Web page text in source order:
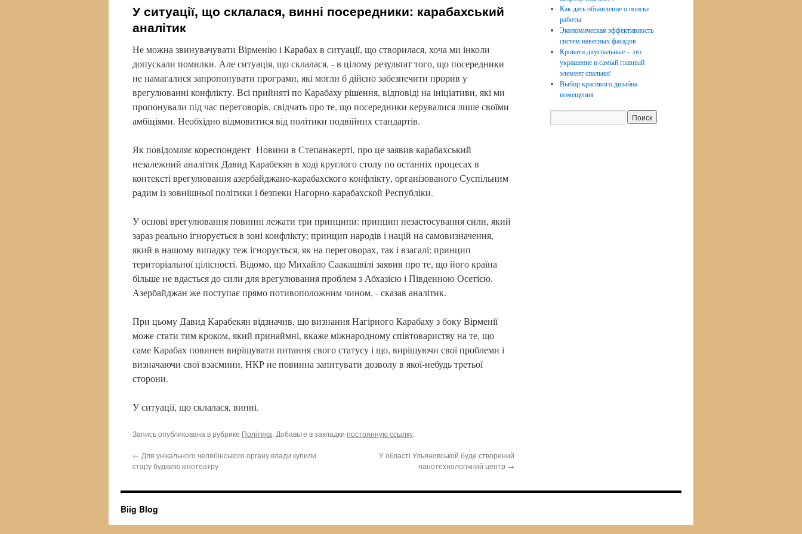
У ситуації, що склалася, винні посередники: карабахський
аналітик
Не можна звинувачувати Вірменію і Карабах в ситуації, що створилася, хоча ми інколи
допускали помилки. Але ситуація, що склалася, - в цілому результат того, що посередники
не намагалися запропонувати програми, які могли б дійсно забезпечити прорив у
врегулюванні конфлікту. Всі прийняті по Карабаху рішення, відповіді на ініціативи, які ми
пропонували під час переговорів, свідчать про те, що посередники керувалися лише своїми
амбіціями. Необхідно відмовитися від політики подвійних стандартів.
Як повідомляє кореспондент Новини в Степанакерті, про це заявив карабахський
незалежний аналітик Давид Карабекян в ході круглого столу по останніх процесах в
контексті врегулювання азербайджано-карабахского конфлікту, організованого Суспільним
радим із зовнішньої політики і безпеки Нагорно-карабахской Республіки.
У основі врегулювання повинні лежати три принципи: принцип незастосування сили, який
зараз реально ігнорується в зоні конфлікту; принцип народів і націй на самовизначення,
який в нашому випадку теж ігнорується, як на переговорах, так і взагалі; принцип
територіальної цілісності. Відомо, що Михайло Саакашвілі заявив про те, що його країна
більше не вдасться до сили для врегулювання проблем з Абхазією і Південною Осетією.
Азербайджан же поступає прямо потивоположним чином, - сказав аналітик.
При цьому Давид Карабекян відзначив, що визнання Нагірного Карабаху з боку Вірменії
може стати тим кроком, який принаймні, вкаже міжнародному співтовариству на те, що
саме Карабах повинен вирішувати питання свого статусу і що, вирішуючи свої проблеми і
визначаючи свої взаємини, НКР не повинна запитувати дозволу в якої-небудь третьої
сторони.
У ситуації, що склалася, винні.
Запись опубликована в рубрике Політика. Добавьте в закладки постоянную ссылку.
← Для унікального челябінського органу влади купили
стару будівлю кінотеатру
У області Ульяновськой буде створений
нанотехнологічний центр →
Как дать объявление о поиске
работы
Экономическая эффективность
систем навесных фасадов
Кровати двуспальные – это
украшение и самый главный
элемент спальни!
Выбор красивого дизайна
помещения
Biig Blog